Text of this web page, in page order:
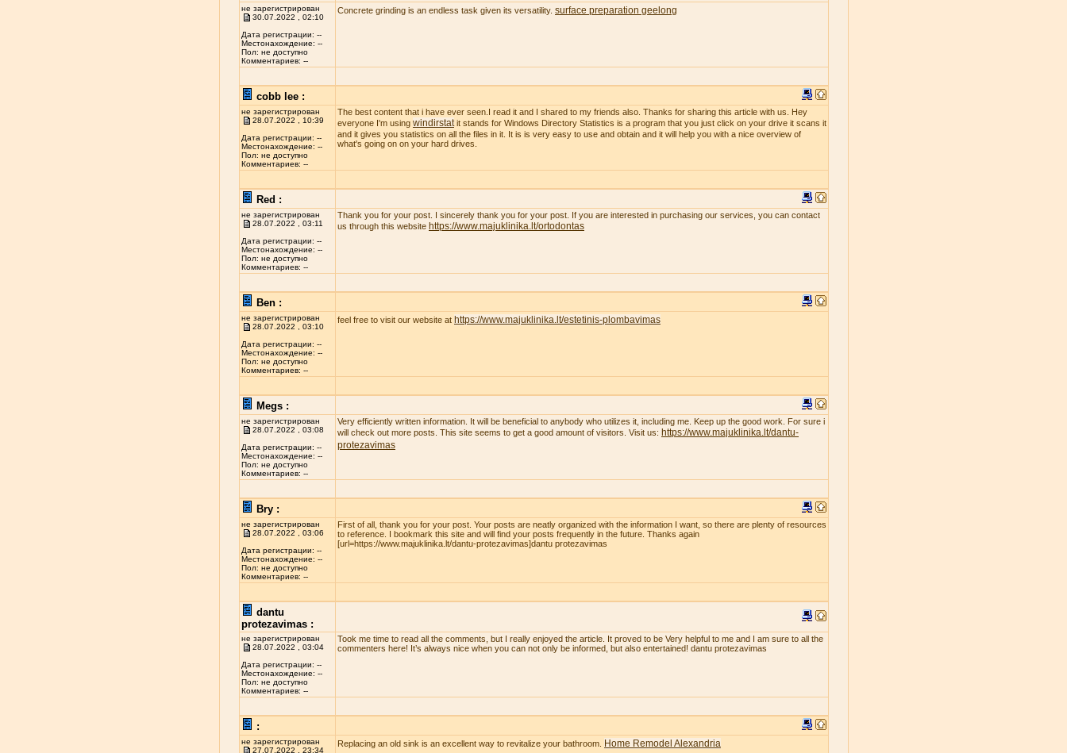
не зарегистрирован
30.07.2022 , 02:10
Дата регистрации: --
Местонахождение: --
Пол: не доступно
Комментариев: --
Concrete grinding is an endless task given its versatility. surface preparation geelong
cobb lee :
не зарегистрирован
28.07.2022 , 10:39
Дата регистрации: --
Местонахождение: --
Пол: не доступно
Комментариев: --
The best content that i have ever seen.I read it and I shared to my friends also. Thanks for sharing this article with us. Hey
everyone I'm using windirstat it stands for Windows Directory Statistics is a program that you just click on your drive it scans it
and it gives you statistics on all the files in it. It is is very easy to use and obtain and it will help you with a nice overview of
what's going on on your hard drives.
Red :
не зарегистрирован
28.07.2022 , 03:11
Дата регистрации: --
Местонахождение: --
Пол: не доступно
Комментариев: --
Thank you for your post. I sincerely thank you for your post. If you are interested in purchasing our services, you can contact
us through this website https://www.majuklinika.lt/ortodontas
Ben :
не зарегистрирован
28.07.2022 , 03:10
Дата регистрации: --
Местонахождение: --
Пол: не доступно
Комментариев: --
feel free to visit our website at https://www.majuklinika.lt/estetinis-plombavimas
Megs :
не зарегистрирован
28.07.2022 , 03:08
Дата регистрации: --
Местонахождение: --
Пол: не доступно
Комментариев: --
Very efficiently written information. It will be beneficial to anybody who utilizes it, including me. Keep up the good work. For sure i
will check out more posts. This site seems to get a good amount of visitors. Visit us: https://www.majuklinika.lt/dantu-
protezavimas
Bry :
не зарегистрирован
28.07.2022 , 03:06
Дата регистрации: --
Местонахождение: --
Пол: не доступно
Комментариев: --
First of all, thank you for your post. Your posts are neatly organized with the information I want, so there are plenty of resources
to reference. I bookmark this site and will find your posts frequently in the future. Thanks again
[url=https://www.majuklinika.lt/dantu-protezavimas]dantu protezavimas
dantu
protezavimas :
не зарегистрирован
28.07.2022 , 03:04
Дата регистрации: --
Местонахождение: --
Пол: не доступно
Комментариев: --
Took me time to read all the comments, but I really enjoyed the article. It proved to be Very helpful to me and I am sure to all the
commenters here! It’s always nice when you can not only be informed, but also entertained! dantu protezavimas
:
не зарегистрирован
27.07.2022 , 23:34
Replacing an old sink is an excellent way to revitalize your bathroom. Home Remodel Alexandria